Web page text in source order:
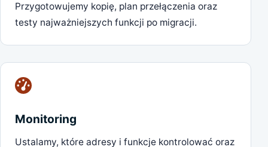
Przygotowujemy kopię, plan przełączenia oraz
testy najważniejszych funkcji po migracji.
Monitoring
Ustalamy, które adresy i funkcje kontrolować oraz